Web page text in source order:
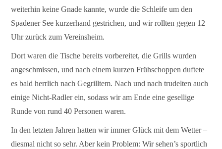
weiterhin keine Gnade kannte, wurde die Schleife um den
Spadener See kurzerhand gestrichen, und wir rollten gegen 12
Uhr zurück zum Vereinsheim.
Dort waren die Tische bereits vorbereitet, die Grills wurden
angeschmissen, und nach einem kurzen Frühschoppen duftete
es bald herrlich nach Gegrilltem. Nach und nach trudelten auch
einige Nicht-Radler ein, sodass wir am Ende eine gesellige
Runde von rund 40 Personen waren.
In den letzten Jahren hatten wir immer Glück mit dem Wetter –
diesmal nicht so sehr. Aber kein Problem: Wir sehen’s sportlich